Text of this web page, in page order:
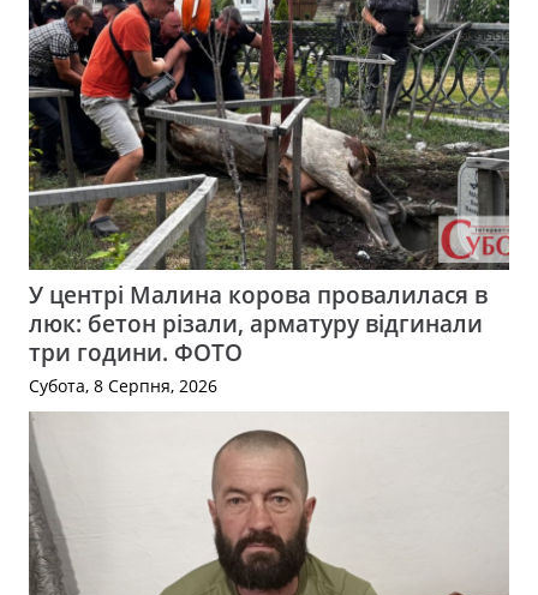
У центрі Малина корова провалилася в
люк: бетон різали, арматуру відгинали
три години. ФОТО
Субота, 8 Серпня, 2026